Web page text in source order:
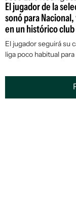
El jugador de la
sonó para
en un histórico club
El jugador seguirá su
liga poco habitual